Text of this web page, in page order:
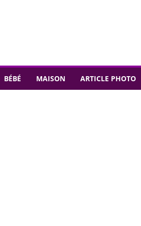
BÉBÉ MAISON ARTICLE PHOTO